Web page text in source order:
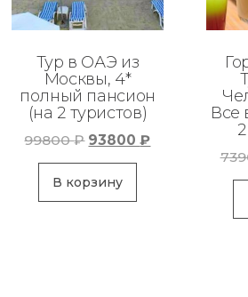
Тур в ОАЭ из
Москвы, 4*
полный пансион
(на 2 туристов)
99800₽ Первоначальная
цена
составляла
99800 ₽.
93800₽Текущая
В корзину
Все